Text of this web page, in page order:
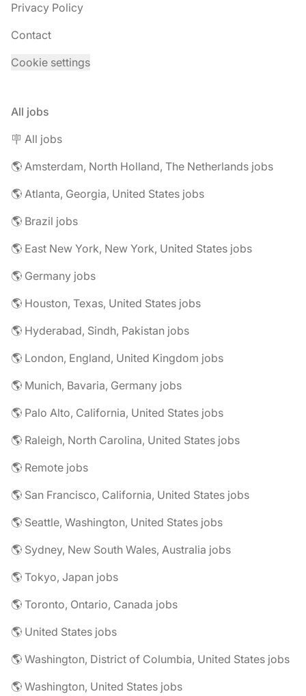
Privacy Policy
Contact
Cookie settings
All jobs
🪧 All jobs
🌎 Amsterdam, North Holland, The Netherlands jobs
🌎 Atlanta, Georgia, United States jobs
🌎 Brazil jobs
🌎 East New York, New York, United States jobs
🌎 Germany jobs
🌎 Houston, Texas, United States jobs
🌎 Hyderabad, Sindh, Pakistan jobs
🌎 London, England, United Kingdom jobs
🌎 Munich, Bavaria, Germany jobs
🌎 Palo Alto, California, United States jobs
🌎 Raleigh, North Carolina, United States jobs
🌎 Remote jobs
🌎 San Francisco, California, United States jobs
🌎 Seattle, Washington, United States jobs
🌎 Sydney, New South Wales, Australia jobs
🌎 Tokyo, Japan jobs
🌎 Toronto, Ontario, Canada jobs
🌎 United States jobs
🌎 Washington, District of Columbia, United States jobs
🌎 Washington, United States jobs